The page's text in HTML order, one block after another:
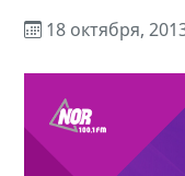
18 октября,